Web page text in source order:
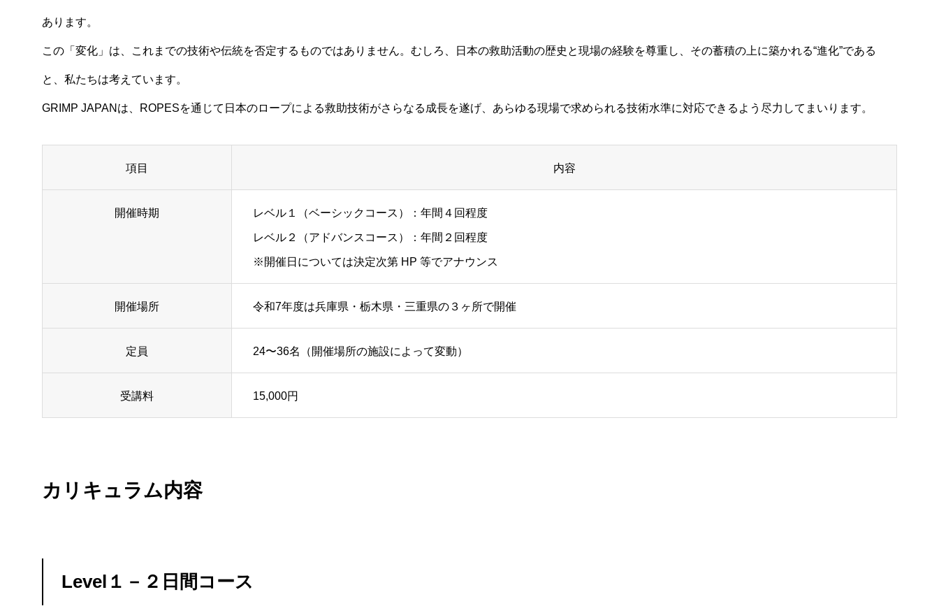
あります。
この「変化」は、これまでの技術や伝統を否定するものではありません。むしろ、日本の救助活動の歴史と現場の経験を尊重し、その蓄積の上に築かれる“進化”である
と、私たちは考えています。
GRIMP JAPANは、ROPESを通じて日本のロープによる救助技術がさらなる成長を遂げ、あらゆる現場で求められる技術水準に対応できるよう尽力してまいります。
項目 内容
開催時期 レベル１（ベーシックコース）：年間４回程度
レベル２（アドバンスコース）：年間２回程度
※開催日については決定次第 HP 等でアナウンス
開催場所 令和7年度は兵庫県・栃木県・三重県の３ヶ所で開催
定員 24〜36名（開催場所の施設によって変動）
受講料 15,000円
カリキュラム内容
Level１－２日間コース